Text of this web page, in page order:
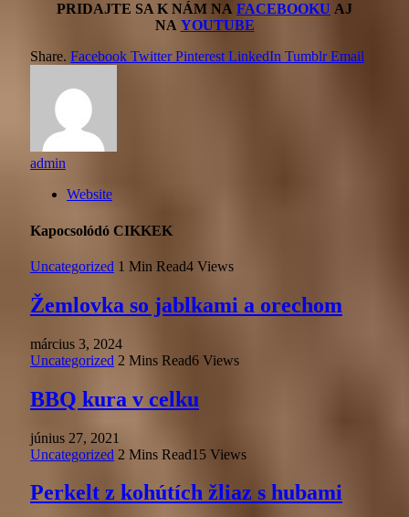
PRIDAJTE SA K NÁM NA FACEBOOKU AJ
NA YOUTUBE
Share. Facebook Twitter Pinterest LinkedIn Tumblr Email
admin
Website
Kapocsolódó CIKKEK
Uncategorized 1 Min Read4 Views
Žemlovka so jablkami a orechom
március 3, 2024
Uncategorized 2 Mins Read6 Views
BBQ kura v celku
június 27, 2021
Uncategorized 2 Mins Read15 Views
Perkelt z kohútích žliaz s hubami